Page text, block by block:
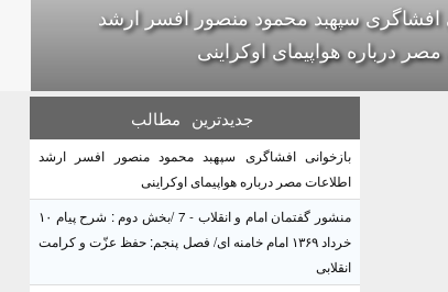
افشاگری سپهبد محمود منصور افسر ارشد
درباره هواپیمای اوکراینی
جدیدترین مطالب
بازخوانی افشاگری سپهبد محمود منصور افسر ارشد
اطلاعات مصر درباره هواپیمای اوکراینی
منشور گفتمان امام و انقلاب - 7 /بخش دوم : شرح پیام ۱۰
خرداد ۱۳۶۹ امام خامنه ای/ فصل پنجم: حفظ عزّت و کرامت
انقلابی